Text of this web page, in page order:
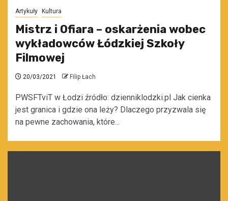
Artykuły Kultura
Mistrz i Ofiara – oskarżenia wobec
wykładowców Łódzkiej Szkoły
Filmowej
20/03/2021 Filip Łach
PWSFTviT w Łodzi źródło: dzienniklodzki.pl Jak cienka
jest granica i gdzie ona leży? Dlaczego przyzwala się
na pewne zachowania, które...